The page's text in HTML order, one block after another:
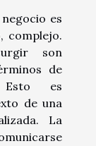
es
complejo.
son
de
Esto es
de una
La